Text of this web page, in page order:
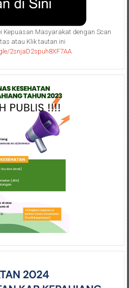
Kepuasan Masyarakat dengan Scan
atau Klik tautan ini
2snjaD2spuh8XF7AA